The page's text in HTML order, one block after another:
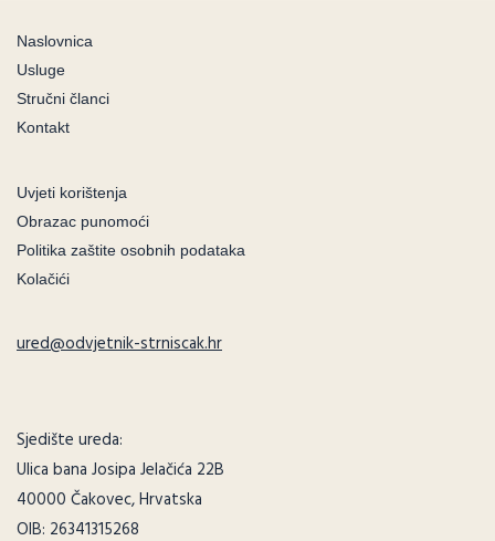
Naslovnica
Usluge
Stručni članci
Kontakt
Uvjeti korištenja
Obrazac punomoći
Politika zaštite osobnih podataka
Kolačići
ured@odvjetnik-strniscak.hr
Sjedište ureda:
Ulica bana Josipa Jelačića 22B
40000 Čakovec, Hrvatska
OIB: 26341315268